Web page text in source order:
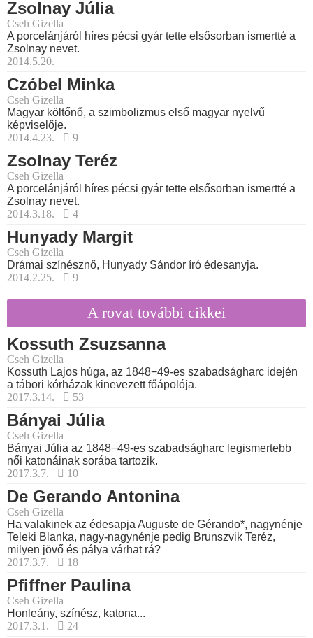
Zsolnay Júlia
Cseh Gizella
A porcelánjáról híres pécsi gyár tette elsősorban ismertté a
Zsolnay nevet.
2014.5.20.
Czóbel Minka
Cseh Gizella
Magyar költőnő, a szimbolizmus első magyar nyelvű
képviselője.
2014.4.23.
9
Zsolnay Teréz
Cseh Gizella
A porcelánjáról híres pécsi gyár tette elsősorban ismertté a
Zsolnay nevet.
2014.3.18.
4
Hunyady Margit
Cseh Gizella
Drámai színésznő, Hunyady Sándor író édesanyja.
2014.2.25.
9
A rovat további cikkei
Kossuth Zsuzsanna
Cseh Gizella
Kossuth Lajos húga, az 1848−49-es szabadságharc idején
a tábori kórházak kinevezett főápolója.
2017.3.14.
53
Bányai Júlia
Cseh Gizella
Bányai Júlia az 1848−49-es szabadságharc legismertebb
női katonáinak sorába tartozik.
2017.3.7.
10
De Gerando Antonina
Cseh Gizella
Ha valakinek az édesapja Auguste de Gérando*, nagynénje
Teleki Blanka, nagy-nagynénje pedig Brunszvik Teréz,
milyen jövő és pálya várhat rá?
2017.3.7.
18
Pfiffner Paulina
Cseh Gizella
Honleány, színész, katona...
2017.3.1.
24